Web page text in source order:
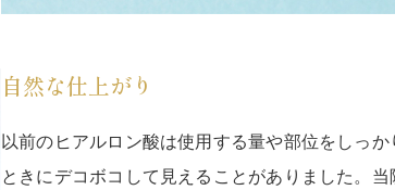
自然な仕上がり
以前のヒアルロン酸は使用する量や部位をしっ
ときにデコボコして見えることがありました。